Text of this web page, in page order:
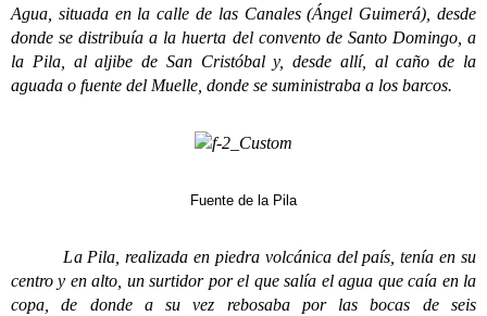
Agua, situada en la calle de las Canales (Ángel Guimerá), desde
donde se distribuía a la huerta del convento de Santo Domingo, a
la Pila, al aljibe de San Cristóbal y, desde allí, al caño de la
aguada o fuente del Muelle, donde se suministraba a los barcos.
Fuente de la Pila
La Pila, realizada en piedra volcánica del país, tenía en su
centro y en alto, un surtidor por el que salía el agua que caía en la
copa, de donde a su vez rebosaba por las bocas de seis